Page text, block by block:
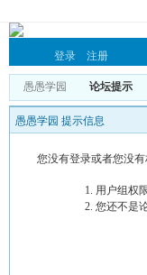
登录 注册
愚愚学园 论坛提示
愚愚学园 提示信息
您没有登录或者您没
用户组权
您还不是